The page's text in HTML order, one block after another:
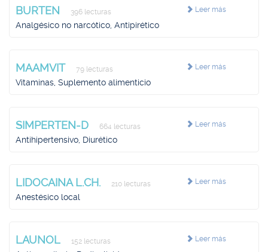
Leer más
BURTEN 396 lecturas
Analgésico no narcótico, Antipirético
Leer más
MAAMVIT 79 lecturas
Vitaminas, Suplemento alimenticio
Leer más
SIMPERTEN-D 664 lecturas
Antihipertensivo, Diurético
Leer más
LIDOCAINA L.CH. 210 lecturas
Anestésico local
Leer más
LAUNOL 152 lecturas